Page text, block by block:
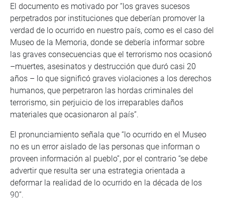
El documento es motivado por “los graves sucesos
perpetrados por instituciones que deberían promover la
verdad de lo ocurrido en nuestro país, como es el caso del
Museo de la Memoria, donde se debería informar sobre
las graves consecuencias que el terrorismo nos ocasionó
–muertes, asesinatos y destrucción que duró casi 20
años – lo que significó graves violaciones a los derechos
humanos, que perpetraron las hordas criminales del
terrorismo, sin perjuicio de los irreparables daños
materiales que ocasionaron al país”.
El pronunciamiento señala que “lo ocurrido en el Museo
no es un error aislado de las personas que informan o
proveen información al pueblo”, por el contrario “se debe
advertir que resulta ser una estrategia orientada a
deformar la realidad de lo ocurrido en la década de los
90”.